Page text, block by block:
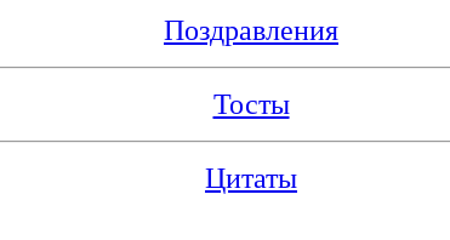
Поздравления
Тосты
Цитаты